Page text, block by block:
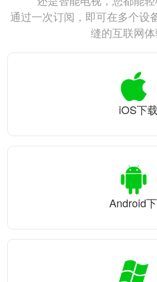
通过一次订阅，即可在多个设
缝的互联网体
iOS下载
Android